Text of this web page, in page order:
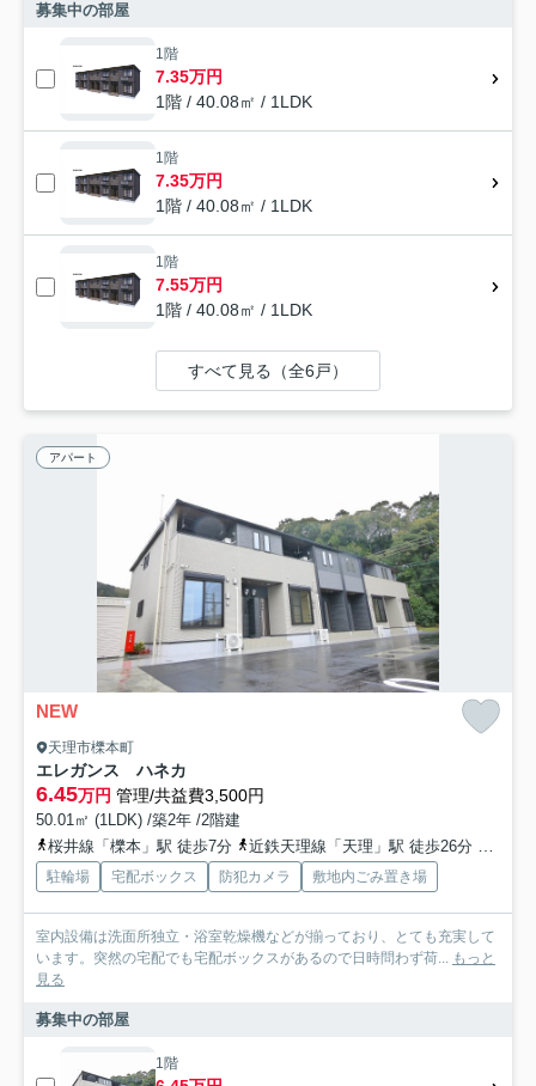
募集中の部屋
1階
7.35万円
1階 / 40.08㎡ / 1LDK
1階
7.35万円
1階 / 40.08㎡ / 1LDK
1階
7.55万円
1階 / 40.08㎡ / 1LDK
すべて見る（全6戸）
アパート
NEW
天理市櫟本町
エレガンス ハネカ
6.45万円 管理/共益費3,500円
50.01㎡ (1LDK) /築2年 /2階建
桜井線「櫟本」駅 徒歩7分
近鉄天理線「天理」駅 徒歩26分
駐輪場 宅配ボックス 防犯カメラ 敷地内ごみ置き場
室内設備は洗面所独立・浴室乾燥機などが揃っており、とても充実して
います。突然の宅配でも宅配ボックスがあるので日時問わず荷...
もっと
見る
募集中の部屋
1階